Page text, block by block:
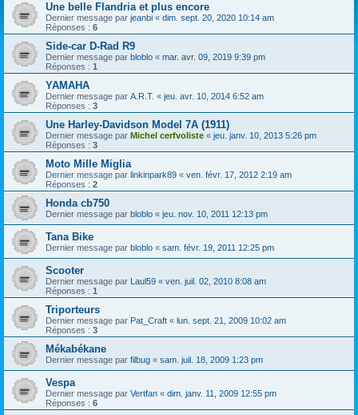
Une belle Flandria et plus encore
Dernier message par jeanbi « dim. sept. 20, 2020 10:14 am
Réponses : 6
Side-car D-Rad R9
Dernier message par bloblo « mar. avr. 09, 2019 9:39 pm
Réponses : 1
YAMAHA
Dernier message par A.R.T. « jeu. avr. 10, 2014 6:52 am
Réponses : 3
Une Harley-Davidson Model 7A (1911)
Dernier message par Michel cerfvoliste « jeu. janv. 10, 2013 5:26 pm
Réponses : 3
Moto Mille Miglia
Dernier message par linkinpark89 « ven. févr. 17, 2012 2:19 am
Réponses : 2
Honda cb750
Dernier message par bloblo « jeu. nov. 10, 2011 12:13 pm
Tana Bike
Dernier message par bloblo « sam. févr. 19, 2011 12:25 pm
Scooter
Dernier message par Laul59 « ven. juil. 02, 2010 8:08 am
Réponses : 1
Triporteurs
Dernier message par Pat_Craft « lun. sept. 21, 2009 10:02 am
Réponses : 3
Mékabékane
Dernier message par filbug « sam. juil. 18, 2009 1:23 pm
Vespa
Dernier message par Vertfan « dim. janv. 11, 2009 12:55 pm
Réponses : 6